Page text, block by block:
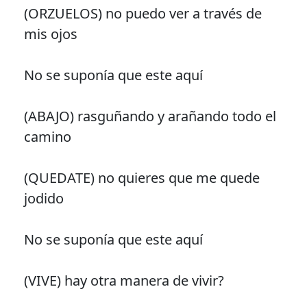
(ORZUELOS) no puedo ver a través de
mis ojos
No se suponía que este aquí
(ABAJO) rasguñando y arañando todo el
camino
(QUEDATE) no quieres que me quede
jodido
No se suponía que este aquí
(VIVE) hay otra manera de vivir?